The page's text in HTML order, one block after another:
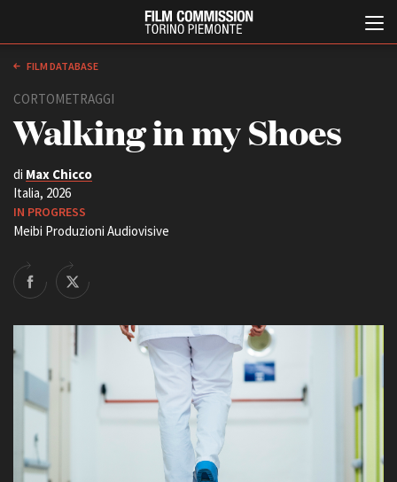
ABOUT
Storia della Fondazione
Contatti
La sede
Partner
Rete regionale
Bilancio sociale
Amministrazione
trasparente
TFI Torino Film Industry -
Production Days
Avenue Cove - Erasmus +
Guarda che storia!
La Grazia - Immagini e
location della Torino di Paolo
Sorrentino
FILM DATABASE
CORTOMETRAGGI
Walking in my Shoes
di Max Chicco
Italia, 2026
IN PROGRESS
Meibi Produzioni Audiovisive